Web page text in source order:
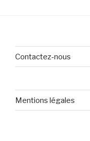
Contactez-nous
Mentions légales